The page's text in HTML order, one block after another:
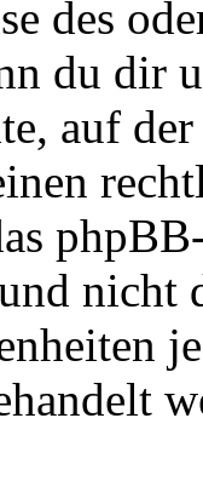
des
du dir
auf
nicht